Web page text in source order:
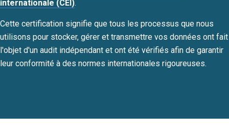
internationale (CEI).
Cette certification signifie que tous les processus que nous
utilisons pour stocker, gérer et transmettre vos données ont fait
l'objet d'un audit indépendant et ont été vérifiés afin de garantir
leur conformité à des normes internationales rigoureuses.